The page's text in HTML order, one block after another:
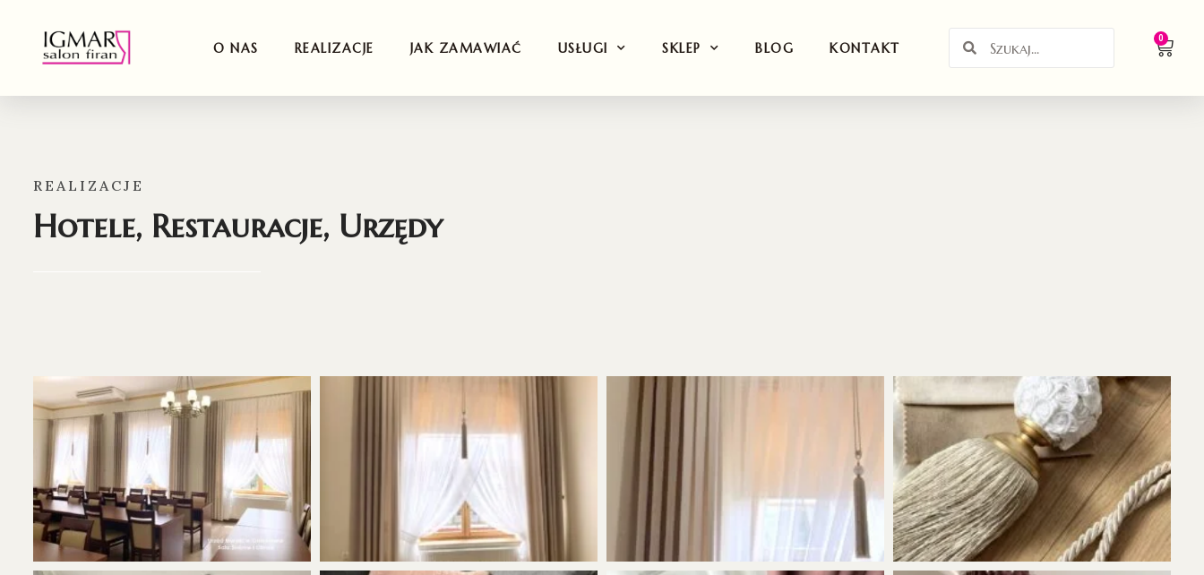
O NAS REALIZACJE JAK ZAMAWIAĆ USŁUGI SKLEP BLOG KONTAKT
0
REALIZACJE
Hotele, Restauracje, Urzędy